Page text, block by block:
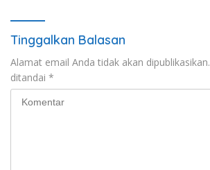
Tinggalkan Balasan
Alamat email Anda tidak akan dipublikasikan.
ditandai *